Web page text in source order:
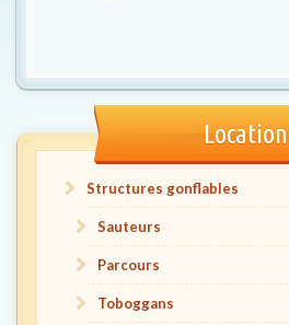
Location
Structures gonflables
Sauteurs
Parcours
Toboggans